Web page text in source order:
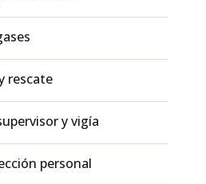
rescate
y vigía
personal